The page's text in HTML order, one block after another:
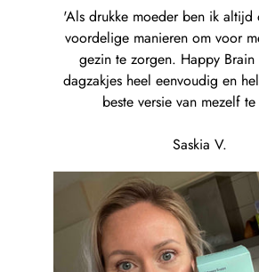
Maandag-vrijdag: voor 23:00 uur
(In het weekend besteld, dinsdag
'Als drukke moeder ben ik altijd
voordelige manieren om voor
gezin te zorgen. Happy Brain
dagzakjes heel eenvoudig en
beste versie van mezelf
Saskia V.